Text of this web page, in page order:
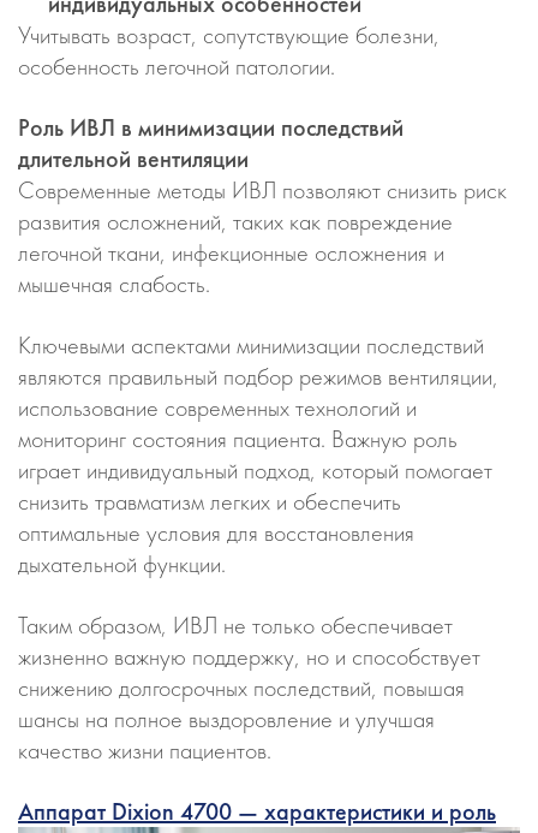
Учитывать возраст, сопутствующие болезни,
особенность легочной патологии.
Роль ИВЛ в минимизации последствий
длительной вентиляции
Современные методы ИВЛ позволяют снизить риск
развития осложнений, таких как повреждение
легочной ткани, инфекционные осложнения и
мышечная слабость.
Ключевыми аспектами минимизации последствий
являются правильный подбор режимов вентиляции,
использование современных технологий и
мониторинг состояния пациента. Важную роль
играет индивидуальный подход, который помогает
снизить травматизм легких и обеспечить
оптимальные условия для восстановления
дыхательной функции.
Таким образом, ИВЛ не только обеспечивает
жизненно важную поддержку, но и способствует
снижению долгосрочных последствий, повышая
шансы на полное выздоровление и улучшая
качество жизни пациентов.
Аппарат Dixion 4700 — характеристики и роль